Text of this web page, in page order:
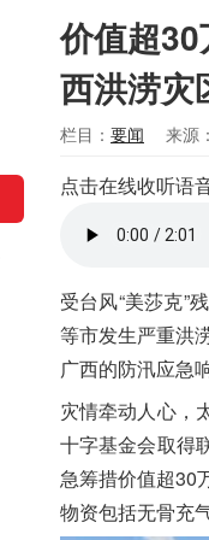
价值超
西洪涝灾
栏目： 要闻 来源
点击在线收听语
受台风“美莎克”
等市发生严重洪
广西的防汛应急
灾情牵动人心，
十字基金会取得
急筹措价值超30
物资包括无骨充